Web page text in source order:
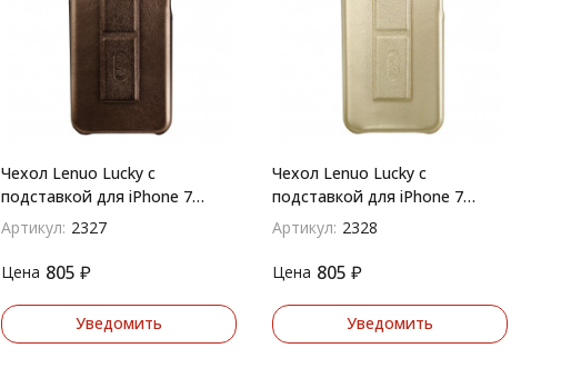
Чехол Lenuo Lucky с
подставкой для iPhone 7
(Коричневый)
Артикул: 2327
Цена 805 ₽
Уведомить
Чехол Lenuo Lucky с
подставкой для iPhone 7
(Золото)
Артикул: 2328
Цена 805 ₽
Уведомить